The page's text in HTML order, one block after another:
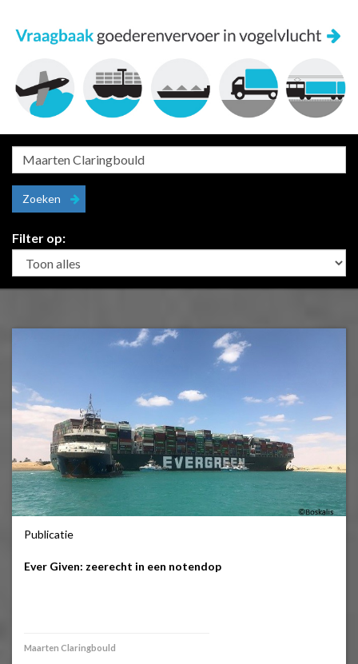
Zoeken
Filter op:
Publicatie
Ever Given: zeerecht in een notendop
Maarten Claringbould